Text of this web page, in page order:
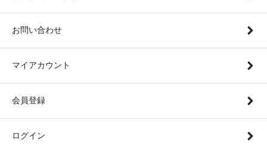
お問い合わせ
マイアカウント
会員登録
ログイン